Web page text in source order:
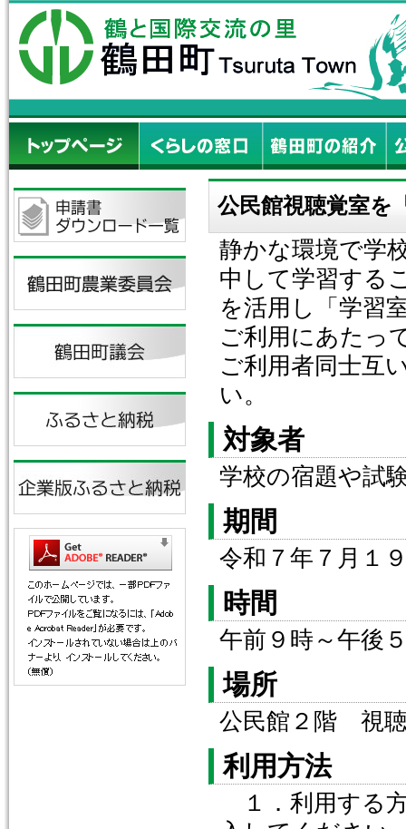
公民館視聴覚室を
静かな環境で学
中して学習する
を活用し「学習
ご利用にあたっ
ご利用者同士互
い。
対象者
学校の宿題や試
期間
令和７年７月１
時間
午前９時～午後
場所
公民館２階 視
利用方法
１．利用する